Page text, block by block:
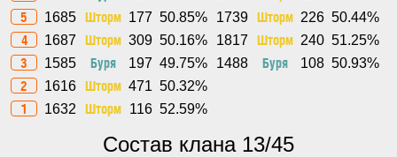
5 1685 Шторм 177 50.85% 1739 Шторм 226 50.44%
4 1687 Шторм 309 50.16% 1817 Шторм 240 51.25%
3 1585 Буря 197 49.75% 1488 Буря 108 50.93%
2 1616 Шторм 471 50.32%
1 1632 Шторм 116 52.59%
Состав клана 13/45